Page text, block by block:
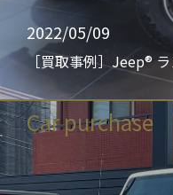
2022/05/09
［買取事例］Jeep®
Car purchase